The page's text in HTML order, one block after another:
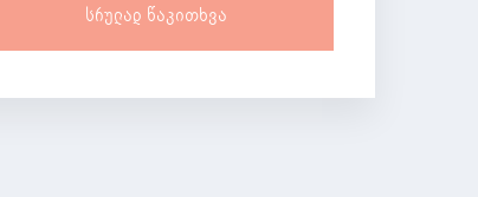
Სრულად Წაკითხვა